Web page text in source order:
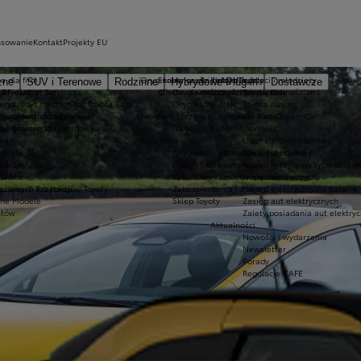
SUV i Terenowe Rodzinne Hybrydowe Plug-in
Dostawcze
Ekobonus dla hybryd Toyoty
Oferta dla osób z niepełnosprawnościami
podstawowej
awarii lub kolizji
Oryginalne części i oleje Toyoty
Oryginalne części
Oryginalne oleje
Program Sprzedaży Hurtowej Trade
Trade
Akcesoria
Oryginalne akcesoria Toyoty
Opony i koła zimowe
Zabudowy samochodów dostawczych
Zabezpieczenia i alarmy
Sklep Toyoty
Europie
Przebiegów Toyoty
Modele
Kluby dla dzieci i młodzieży
Toyota Kids
Toyota Juniors
Konkurs Dream Car
Elektromobilność
Lider elektromobilności
Napęd hybrydowy
Napęd hybrydowy typu plug-in
Napęd wodorowy
Napęd elektryczny na baterię
Zasięg aut elektrycznych
Zalety posiadania aut
Aktualności
Nowości i wydarzenia
Newsletter
Porady
Regulacje CAFE
dla firm
Financial Services
Kredyt niższych rat Toyota Easy
Kredyt standardowy
Leasing standardowy
KontaktProjekty EU